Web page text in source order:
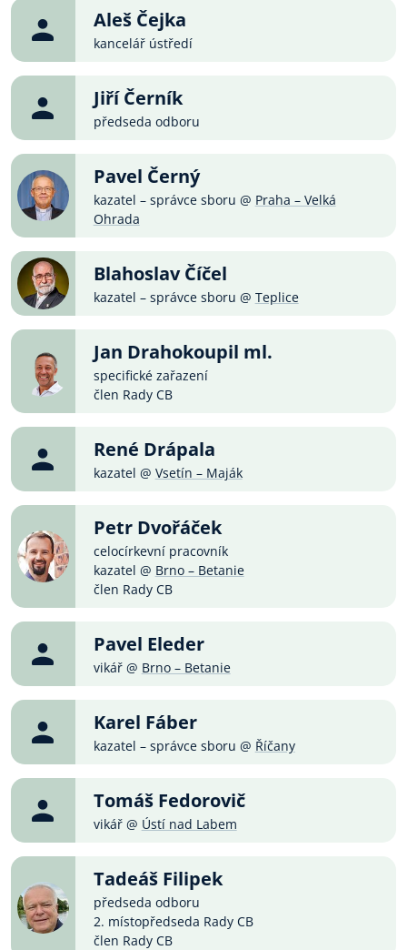
Aleš Čejka
kancelář ústředí
Jiří Černík
předseda odboru
Pavel Černý
kazatel – správce sboru @ Praha – Velká
Ohrada
Blahoslav Číčel
kazatel – správce sboru @ Teplice
Jan Drahokoupil ml.
specifické zařazení
člen Rady CB
René Drápala
kazatel @ Vsetín – Maják
Petr Dvořáček
celocírkevní pracovník
kazatel @ Brno – Betanie
člen Rady CB
Pavel Eleder
vikář @ Brno – Betanie
Karel Fáber
kazatel – správce sboru @ Říčany
Tomáš Fedorovič
vikář @ Ústí nad Labem
Tadeáš Filipek
předseda odboru
2. místopředseda Rady CB
člen Rady CB